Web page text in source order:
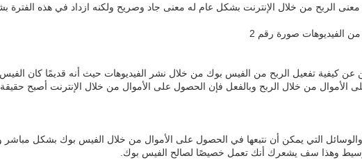
معنى الربح من خلال الإنترنت بشكل عام له معنى جاد وصريح ولكنه ازداد في هذه
الفيديوهات صورة رقم 2
عن كيفية تفعيل الربح من الفيس بوك من خلال نشر الفيديوهات حيث أنه قديمًا كان
الأموال من خلال الربح وبالفعل فإن الحصول على الأموال من خلال الإنترنت أصبح حقيقة.
والوسائل التي يمكن أن نتبعها في الحصول على الأموال من خلال الفيس بوك بشكل
وهذا سف يشعرك أنك تعمل خصيصًا لصالح الفيس بوك.